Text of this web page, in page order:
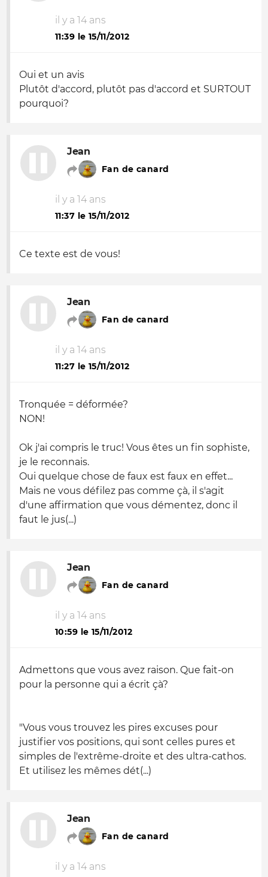
il y a 14 ans
11:39 le 15/11/2012
Oui et un avis
Plutôt d'accord, plutôt pas d'accord et SURTOUT
pourquoi?
Jean
Fan de canard
il y a 14 ans
11:37 le 15/11/2012
Ce texte est de vous!
Jean
Fan de canard
il y a 14 ans
11:27 le 15/11/2012
Tronquée = déformée?
NON!
Ok j'ai compris le truc! Vous êtes un fin sophiste,
je le reconnais.
Oui quelque chose de faux est faux en effet...
Mais ne vous défilez pas comme çà, il s'agit
d'une affirmation que vous démentez, donc il
faut le jus(...)
Jean
Fan de canard
il y a 14 ans
10:59 le 15/11/2012
Admettons que vous avez raison. Que fait-on
pour la personne qui a écrit çà?
"Vous vous trouvez les pires excuses pour
justifier vos positions, qui sont celles pures et
simples de l'extrême-droite et des ultra-cathos.
Et utilisez les mêmes dét(...)
Jean
Fan de canard
il y a 14 ans